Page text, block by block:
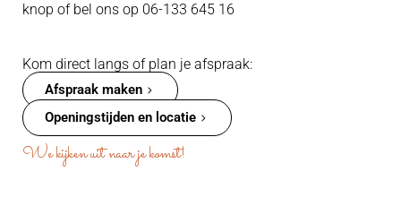
knop of bel ons op 06-133 645 16
Kom direct langs of plan je afspraak:
Afspraak maken
Openingstijden en locatie
We kijken uit naar je komst!